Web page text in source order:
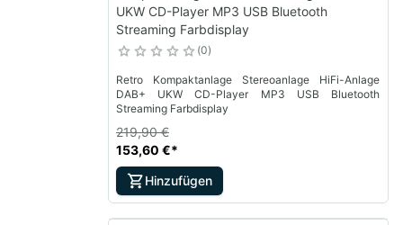
UKW CD-Player MP3 USB Bluetooth
Streaming Farbdisplay
0
Retro Kompaktanlage Stereoanlage HiFi-Anlage
DAB+ UKW CD-Player MP3 USB Bluetooth
Streaming Farbdisplay
153,60 €*
219,90 €
Hinzufügen